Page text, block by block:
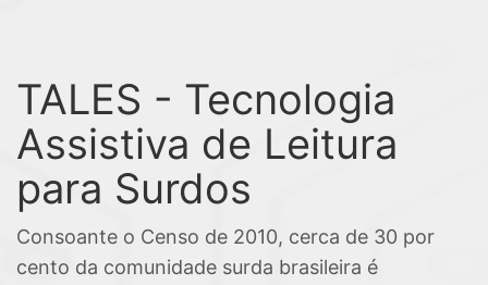
TALES - Tecnologia
Assistiva de Leitura
para Surdos
Consoante o Censo de 2010, cerca de 30 por
cento da comunidade surda brasileira é